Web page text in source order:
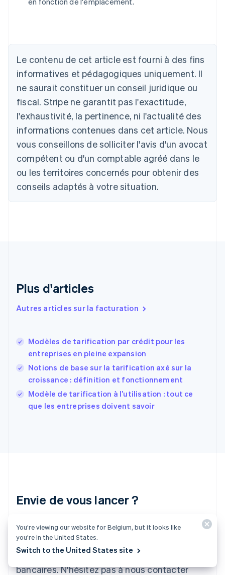
Le contenu de cet article est fourni à des fins
informatives et pédagogiques uniquement. Il
ne saurait constituer un conseil juridique ou
fiscal. Stripe ne garantit pas l'exactitude,
l'exhaustivité, la pertinence, ni l'actualité des
informations contenues dans cet article. Nous
vous conseillons de solliciter l'avis d'un avocat
compétent ou d'un comptable agréé dans le
ou les territoires concernés pour obtenir des
conseils adaptés à votre situation.
Plus d'articles
Autres articles sur la facturation
Modèles de tarification par crédit pour les
entreprises en pleine expansion
Notions de base sur la tarification axé sur la
croissance : définition et fonctionnement
Modèle de tarification à l’utilisation : tout ce
que les entreprises doivent savoir
Envie de vous lancer ?
Créez un compte et commencez à accepter
des paiements rapidement, sans avoir à signer
de contrat ni à fournir vos coordonnées
bancaires. N'hésitez pas à nous contacter
DeutschEnglish
Australie
English
Autriche
DeutschEnglish
NederlandsFrançaisDeutsch English
Brésil
Português
Bulgarie
English
Canada
Chine continentale
简体中文English
Español English
English
Finlande
EnglishSvenska
FrançaisEnglish
Gibraltar
English
Grèce
English
Japon
Lettonie
English
Liechtenstein
Lituanie
You’re viewing our website for Belgium, but it looks like
you’re in the United States.
Switch to the United States site